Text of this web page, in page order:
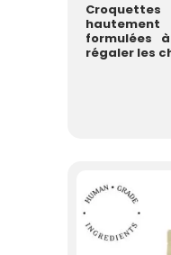
Croquettes
formulées à base de dinde pour
régaler les